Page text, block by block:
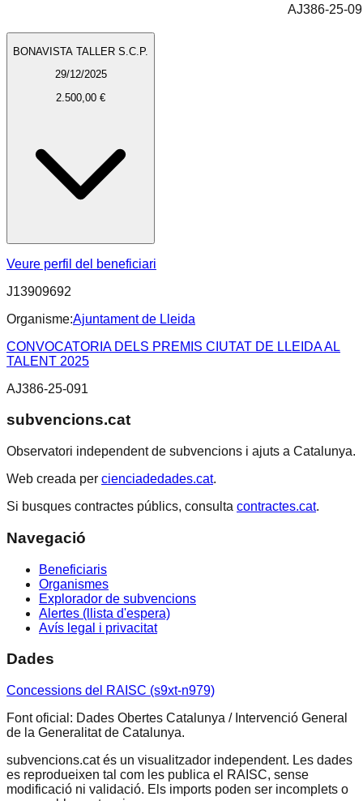
AJ386-25-
BONAVISTA TALLER S.C.P.
29/12/2025
2.500,00 €
Veure perfil del beneficiari
J13909692
Organisme:Ajuntament de Lleida
CONVOCATORIA DELS PREMIS CIUTAT DE LLEIDA AL
TALENT 2025
AJ386-25-091
subvencions.cat
Observatori independent de subvencions i ajuts a Catalunya.
Web creada per cienciadedades.cat.
Si busques contractes públics, consulta contractes.cat.
Navegació
Beneficiaris
Organismes
Explorador de subvencions
Alertes (llista d'espera)
Avís legal i privacitat
Dades
Concessions del RAISC (s9xt-n979)
Font oficial: Dades Obertes Catalunya / Intervenció General
de la Generalitat de Catalunya.
subvencions.cat és un visualitzador independent. Les dades
es reprodueixen tal com les publica el RAISC, sense
modificació ni validació. Els imports poden ser incomplets o